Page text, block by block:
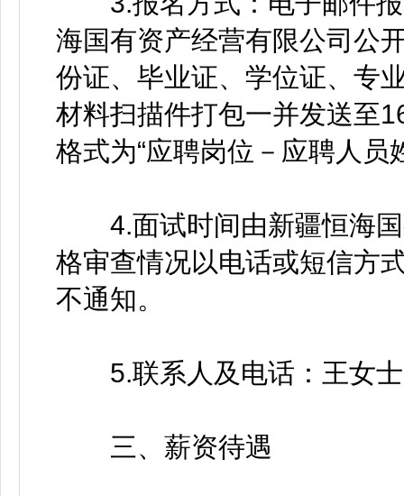
海国有资产经营有限公司公
份证、毕业证、学位证、专
材料扫描件打包一并发送至
格式为“应聘岗位－应聘人员
4.面试时间由新疆恒海国
格审查情况以电话或短信方
不通知。
5.联系人及电话：王女士
三、薪资待遇